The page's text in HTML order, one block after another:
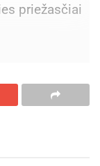
priežasčiai
nacionalinės